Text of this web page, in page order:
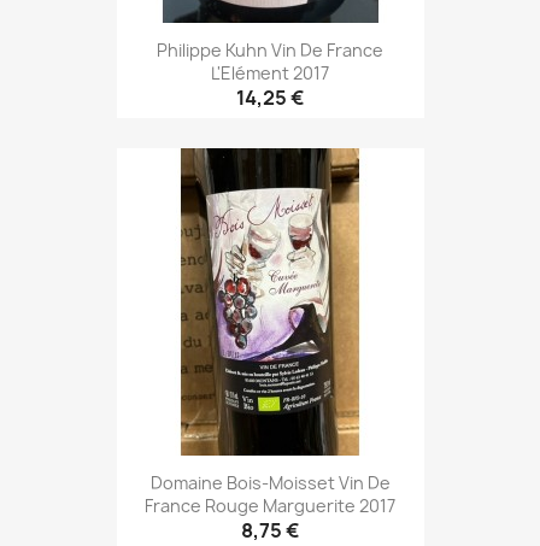
Philippe Kuhn Vin De France
L'Elément 2017
14,25 €
Domaine Bois-Moisset Vin De
France Rouge Marguerite 2017
8,75 €